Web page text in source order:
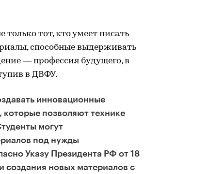
только тот, кто умеет писать
способные выдерживать
— профессия будущего, в
в ДВФУ.
инновационные
позволяют технике
могут
под нужды
Указу Президента РФ от 18
создания новых материалов с